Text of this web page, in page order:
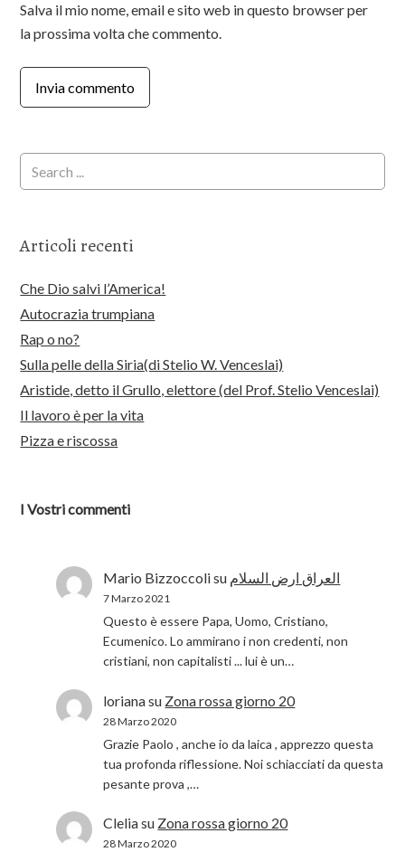
Salva il mio nome, email e sito web in questo browser per
la prossima volta che commento.
Articoli recenti
Che Dio salvi l’America!
Autocrazia trumpiana
Rap o no?
Sulla pelle della Siria(di Stelio W. Venceslai)
Aristide, detto il Grullo, elettore (del Prof. Stelio Venceslai)
Il lavoro è per la vita
Pizza e riscossa
I Vostri commenti
Mario Bizzoccolisu العراق ارض السلام
7 Marzo 2021
Questo è essere Papa, Uomo, Cristiano,
Ecumenico. Lo ammirano i non credenti, non
cristiani, non capitalisti ... lui è un…
lorianasu Zona rossa giorno 20
28 Marzo 2020
Grazie Paolo , anche io da laica , apprezzo questa
tua profonda riflessione. Noi schiacciati da questa
pesante prova ,…
Cleliasu Zona rossa giorno 20
28 Marzo 2020